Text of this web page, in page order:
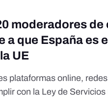
moderadores
a que España es
UE
plataformas online,
con la Ley de